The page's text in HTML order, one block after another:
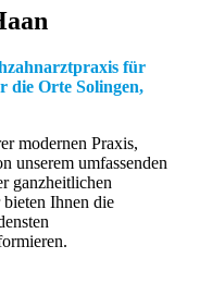
für
die Orte Solingen,
modernen Praxis,
unserem umfassenden
ganzheitlichen
Ihnen die